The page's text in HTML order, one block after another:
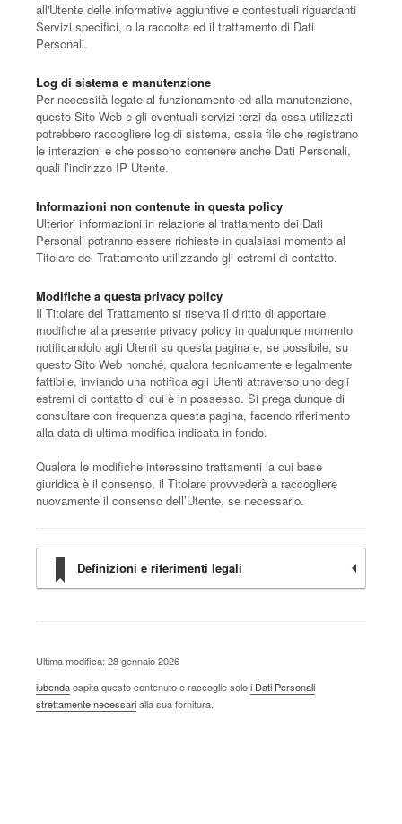
all'Utente delle informative aggiuntive e contestuali riguardanti
Servizi specifici, o la raccolta ed il trattamento di Dati
Personali.
Log di sistema e manutenzione
Per necessità legate al funzionamento ed alla manutenzione,
questo Sito Web e gli eventuali servizi terzi da essa utilizzati
potrebbero raccogliere log di sistema, ossia file che registrano
le interazioni e che possono contenere anche Dati Personali,
quali l’indirizzo IP Utente.
Informazioni non contenute in questa policy
Ulteriori informazioni in relazione al trattamento dei Dati
Personali potranno essere richieste in qualsiasi momento al
Titolare del Trattamento utilizzando gli estremi di contatto.
Modifiche a questa privacy policy
Il Titolare del Trattamento si riserva il diritto di apportare
modifiche alla presente privacy policy in qualunque momento
notificandolo agli Utenti su questa pagina e, se possibile, su
questo Sito Web nonché, qualora tecnicamente e legalmente
fattibile, inviando una notifica agli Utenti attraverso uno degli
estremi di contatto di cui è in possesso. Si prega dunque di
consultare con frequenza questa pagina, facendo riferimento
alla data di ultima modifica indicata in fondo.
Qualora le modifiche interessino trattamenti la cui base
giuridica è il consenso, il Titolare provvederà a raccogliere
nuovamente il consenso dell’Utente, se necessario.
Definizioni e riferimenti legali
Ultima modifica: 28 gennaio 2026
iubendaospita questo contenuto e raccoglie soloi Dati Personali
strettamente necessarialla sua fornitura.